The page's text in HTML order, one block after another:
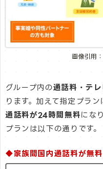
画像引用：
グループ内の通話料・テ
ります。加えて指定プラン
通話料が24時間無料にな
プランは以下の通りです。
◆家族間国内通話料が無料